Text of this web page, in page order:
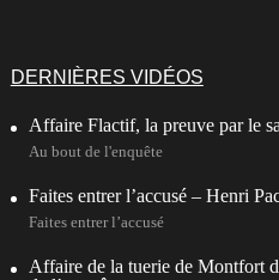
DERNIÈRES VIDÉOS
Affaire Flactif, la preuve par le
Au bout de l'enquête
Faites entrer l’accusé – Henri
Faites entrer l’accusé
Affaire de la tuerie de Montfort